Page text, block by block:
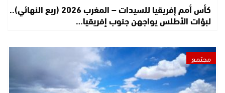
كأس أمم إفريقيا للسيدات – المغرب 2026 (ربع النهائي)..
لبؤات الأطلس يواجهن جنوب إفريقيا…
مجتمع